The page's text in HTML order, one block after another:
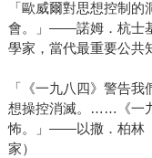
「歐威爾對思想控制
會。」――諾姆．杭士
學家，當代最重要公共
「《一九八四》警告
想操控消滅。……《一
怖。」――以撒．柏林
家）